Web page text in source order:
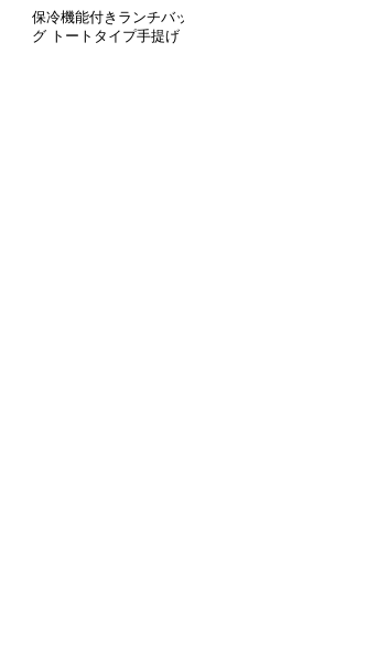
保冷機能付きランチバッ
グ トートタイプ手提げ